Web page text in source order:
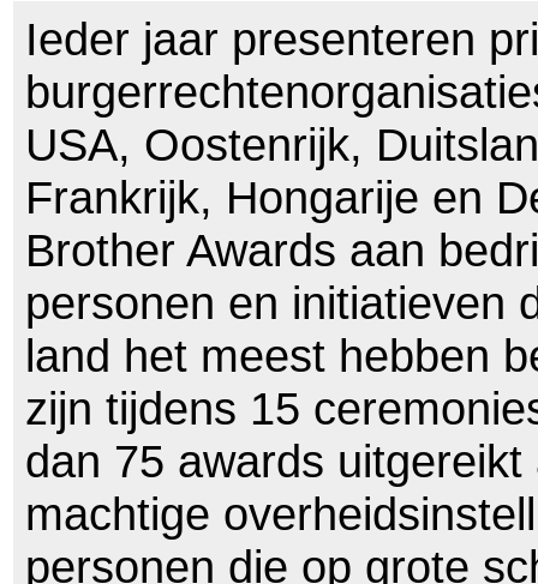
Ieder jaar presenteren
USA, Oostenrijk,
Frankrijk, Hongarije en
Brother Awards aan
personen en initiatieven
land het meest hebben
zijn tijdens 15
dan 75 awards
machtige
personen die op grote